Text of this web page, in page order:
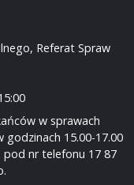
Referat Spraw
w sprawach
godzinach 15.00-17.00
pod nr telefonu 17 87